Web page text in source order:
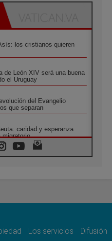
los cristianos quieren
de León XIV será una buena
el Uruguay
del Evangelio
que separan
caridad y esperanza
migratorio
a Perú será un tiempo de
Los servicios Difusión